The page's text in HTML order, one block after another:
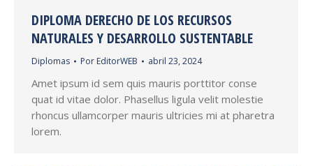
DIPLOMA DERECHO DE LOS RECURSOS
NATURALES Y DESARROLLO SUSTENTABLE
Diplomas Por EditorWEB abril 23, 2024
Amet ipsum id sem quis mauris porttitor conse
quat id vitae dolor. Phasellus ligula velit molestie
rhoncus ullamcorper mauris ultricies mi at pharetra
lorem.